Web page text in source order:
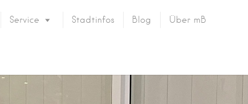
Service Stadtinfos Blog Über mB